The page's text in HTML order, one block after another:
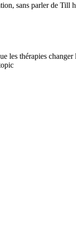
sans parler de
thérapies